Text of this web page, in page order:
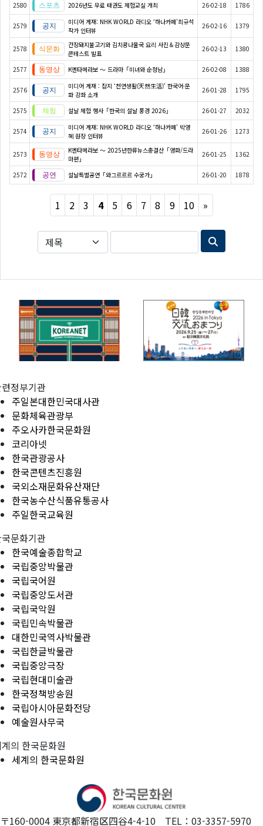
2580 2026년도 무료 태권도 체험교실 개최 26-02-18 1786
2579
미디어 게재: NHK WORLD 라디오 ‘하나카페’최규석
작가 인터뷰
26-02-16 1379
2578
간장돼지불고기와 김치콩나물국 요리 사진＆감상문
콘테스트 발표
26-02-13 1380
2577 K엔타메라보 ～ 드라마「미녀와 순정남」 26-02-08 1388
2576
미디어 게재 : 잡지 ‘천연생활(天然生活)’ 한국어·문
화 강좌 소개
26-01-28 1795
2575 설날 체험 행사「한국의 설날 풍경 2026」 26-01-27 2032
2574
미디어 게재: NHK WORLD 라디오 ‘하나카페’ 박영
혜 원장 인터뷰
26-01-26 1273
2573
K엔타메라보 ～ 2025년한류뉴스총결산「영화/드라
마편」
26-01-25 1362
2572 설날특별공연「와그르르르 수궁가」 26-01-20 1878
1 2 3 4 5 6 7 8 9 10 »
정부기관
주일본대한민국대사관
문화체육관광부
주오사카한국문화원
코리아넷
한국관광공사
한국콘텐츠진흥원
국외소재문화유산재단
한국농수산식품유통공사
주일한국교육원
문화기관
한국예술종합학교
국립중앙박물관
국립국어원
국립중앙도서관
국립국악원
국립민속박물관
대한민국역사박물관
국립한글박물관
국립중앙극장
국립현대미술관
한국정책방송원
국립아시아문화전당
예술원사무국
의 한국문화원
세계의 한국문화원
〒160-0004 東京都新宿区四谷4-4-10 TEL：03-3357-5970